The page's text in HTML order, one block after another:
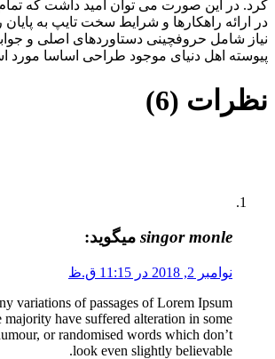
کرد. در این صورت می توان امید داشت که
در ارائه راهکارها و شرایط سخت تایپ به
نیاز شامل حروفچینی دستاوردهای اصلی و
پیوسته اهل دنیای موجود طراحی اساسا مورد
نظرات (6)
singor monle میگوید:
نوامبر 2, 2018 در 11:15 ق.ظ
variations of passages of Lorem Ipsum
majority have suffered alteration in some
or randomised words which don’t
look even slightly believable.